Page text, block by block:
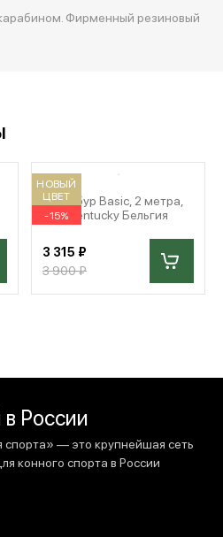
Фирменный резиновый
НОВЫЙ
ЦВЕТ
-15%
Чомбур Basic, 2 метра,
Kentucky Бельгия
3 315 ₽
3 900 ₽
России
спорта» — это крупнейшая сеть
конного спорта в России